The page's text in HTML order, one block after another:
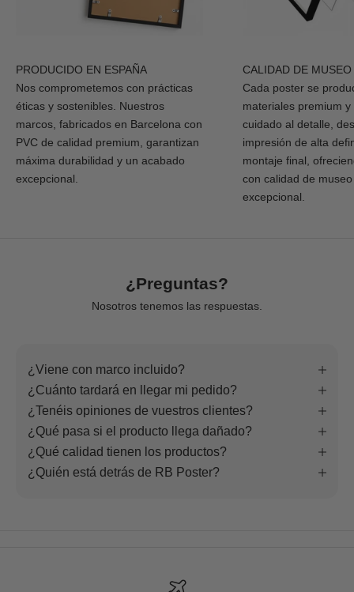
PRODUCIDO EN ESPAÑA
Nos comprometemos con prácticas
éticas y sostenibles. Nuestros
marcos, fabricados en Barcelona con
PVC de calidad premium, garantizan
máxima durabilidad y un acabado
excepcional.
CALIDAD DE MUSEO
Cada poster se
materiales premium
cuidado al detalle,
impresión de alta
montaje final,
con calidad de
excepcional.
¿Preguntas?
Nosotros tenemos las respuestas.
¿Viene con marco incluido?
¿Cuánto tardará en llegar mi pedido?
¿Tenéis opiniones de vuestros clientes?
¿Qué pasa si el producto llega dañado?
¿Qué calidad tienen los productos?
¿Quién está detrás de RB Poster?